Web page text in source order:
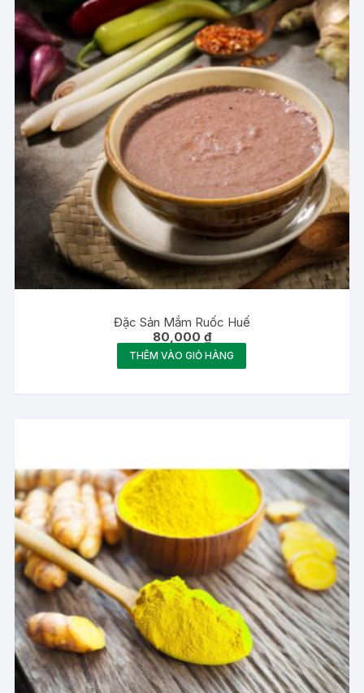
Đặc Sản Mắm Ruốc Huế
80,000 ₫
THÊM VÀO GIỎ HÀNG